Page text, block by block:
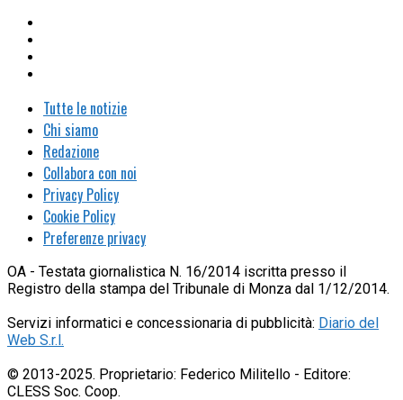
Tutte le notizie
Chi siamo
Redazione
Collabora con noi
Privacy Policy
Cookie Policy
Preferenze privacy
OA - Testata giornalistica N. 16/2014 iscritta presso il
Registro della stampa del Tribunale di Monza dal 1/12/2014.
Servizi informatici e concessionaria di pubblicità: Diario del
Web S.r.l.
© 2013-2025. Proprietario: Federico Militello - Editore:
CLESS Soc. Coop.